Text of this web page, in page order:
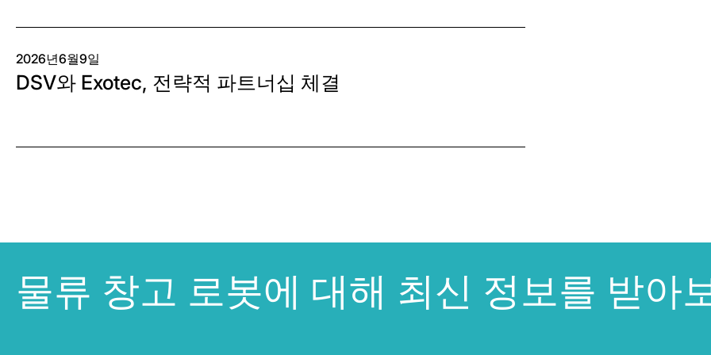
2026년6월9일
DSV와 Exotec, 전략적 파트너십 체결
물류 창고 로봇에 대해 최신 정보를 받아